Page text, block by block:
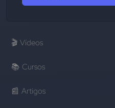
🎬 Vídeos
📚 Cursos
📰 Artigos